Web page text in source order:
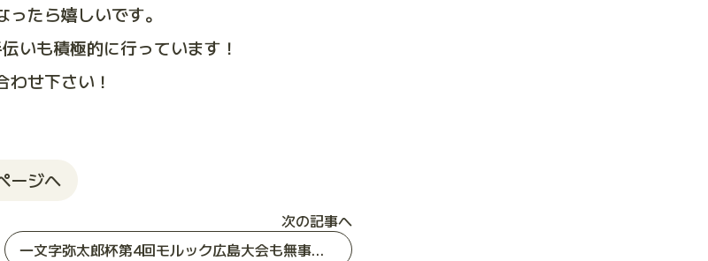
たら嬉しいです。
いも積極的に行っています！
わせ下さい！
ージへ
次の記事へ
一文字弥太郎杯第4回モルック広島大会も無事に終了しました